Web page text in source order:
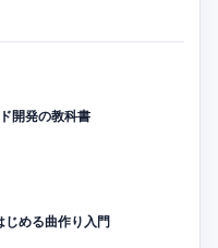
開発の教科書
める曲作り入門